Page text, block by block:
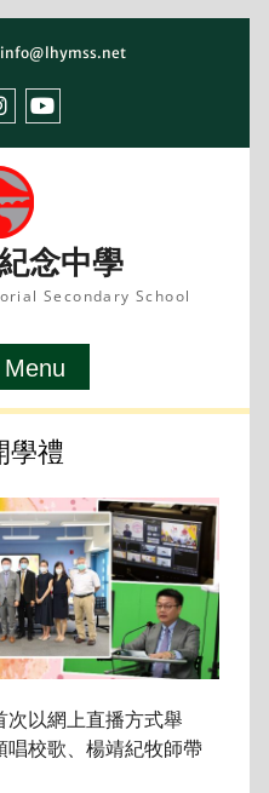
info@lhymss.net
念中學
Secondary School
Menu
禮
以網上直播方式舉
校歌、楊靖紀牧師帶